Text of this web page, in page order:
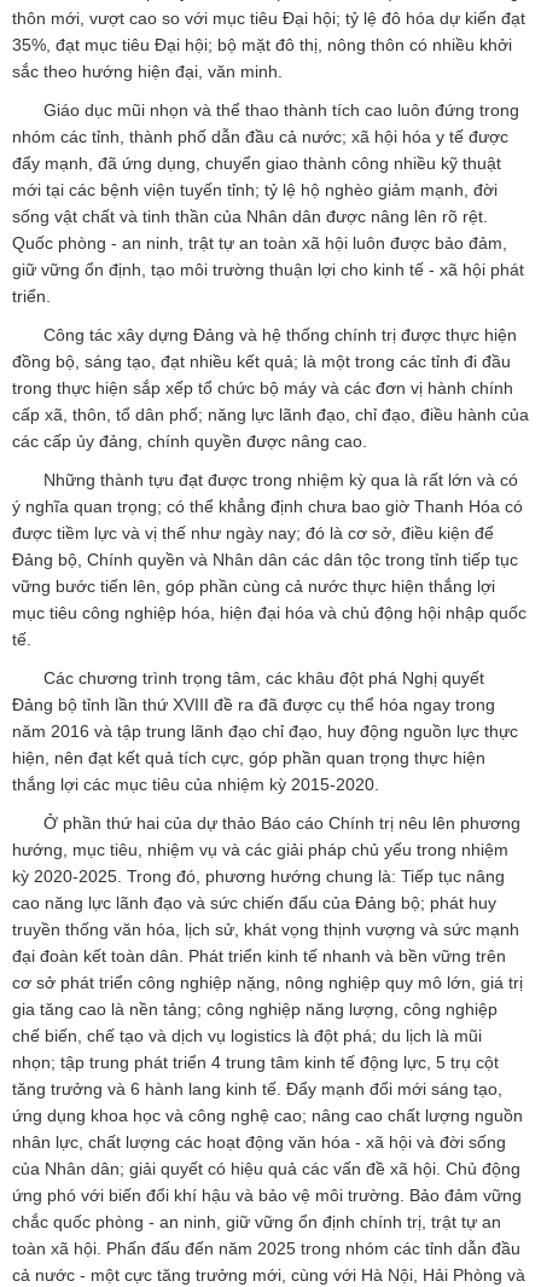
thôn mới, vượt cao so với mục tiêu Đại hội; tỷ lệ đô hóa dự kiến đạt
35%, đạt mục tiêu Đại hội; bộ mặt đô thị, nông thôn có nhiều khởi
sắc theo hướng hiện đại, văn minh.
Giáo dục mũi nhọn và thể thao thành tích cao luôn đứng trong
nhóm các tỉnh, thành phố dẫn đầu cả nước; xã hội hóa y tế được
đẩy mạnh, đã ứng dụng, chuyển giao thành công nhiều kỹ thuật
mới tại các bệnh viện tuyến tỉnh; tỷ lệ hộ nghèo giảm mạnh, đời
sống vật chất và tinh thần của Nhân dân được nâng lên rõ rệt.
Quốc phòng - an ninh, trật tự an toàn xã hội luôn được bảo đảm,
giữ vững ổn định, tạo môi trường thuận lợi cho kinh tế - xã hội phát
triển.
Công tác xây dựng Đảng và hệ thống chính trị được thực hiện
đồng bộ, sáng tạo, đạt nhiều kết quả; là một trong các tỉnh đi đầu
trong thực hiện sắp xếp tổ chức bộ máy và các đơn vị hành chính
cấp xã, thôn, tổ dân phố; năng lực lãnh đạo, chỉ đạo, điều hành của
các cấp ủy đảng, chính quyền được nâng cao.
Những thành tựu đạt được trong nhiệm kỳ qua là rất lớn và có
ý nghĩa quan trọng; có thể khẳng định chưa bao giờ Thanh Hóa có
được tiềm lực và vị thế như ngày nay; đó là cơ sở, điều kiện để
Đảng bộ, Chính quyền và Nhân dân các dân tộc trong tỉnh tiếp tục
vững bước tiến lên, góp phần cùng cả nước thực hiện thắng lợi
mục tiêu công nghiệp hóa, hiện đại hóa và chủ động hội nhập quốc
tế.
Các chương trình trọng tâm, các khâu đột phá Nghị quyết
Đảng bộ tỉnh lần thứ XVIII đề ra đã được cụ thể hóa ngay trong
năm 2016 và tập trung lãnh đạo chỉ đạo, huy động nguồn lực thực
hiện, nên đạt kết quả tích cực, góp phần quan trọng thực hiện
thắng lợi các mục tiêu của nhiệm kỳ 2015-2020.
Ở phần thứ hai của dự thảo Báo cáo Chính trị nêu lên phương
hướng, mục tiêu, nhiệm vụ và các giải pháp chủ yếu trong nhiệm
kỳ 2020-2025. Trong đó, phương hướng chung là: Tiếp tục nâng
cao năng lực lãnh đạo và sức chiến đấu của Đảng bộ; phát huy
truyền thống văn hóa, lịch sử, khát vọng thịnh vượng và sức mạnh
đại đoàn kết toàn dân. Phát triển kinh tế nhanh và bền vững trên
cơ sở phát triển công nghiệp nặng, nông nghiệp quy mô lớn, giá trị
gia tăng cao là nền tảng; công nghiệp năng lượng, công nghiệp
chế biến, chế tạo và dịch vụ logistics là đột phá; du lịch là mũi
nhọn; tập trung phát triển 4 trung tâm kinh tế động lực, 5 trụ cột
tăng trưởng và 6 hành lang kinh tế. Đẩy mạnh đổi mới sáng tạo,
ứng dụng khoa học và công nghệ cao; nâng cao chất lượng nguồn
nhân lực, chất lượng các hoạt động văn hóa - xã hội và đời sống
của Nhân dân; giải quyết có hiệu quả các vấn đề xã hội. Chủ động
ứng phó với biến đổi khí hậu và bảo vệ môi trường. Bảo đảm vững
chắc quốc phòng - an ninh, giữ vững ổn định chính trị, trật tự an
toàn xã hội. Phấn đấu đến năm 2025 trong nhóm các tỉnh dẫn đầu
cả nước - một cực tăng trưởng mới, cùng với Hà Nội, Hải Phòng và